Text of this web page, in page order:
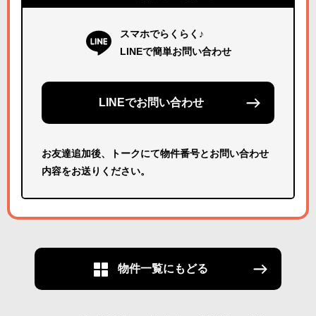
スマホでらくらく♪
LINEで簡単お問い合わせ
LINEでお問い合わせ
お友達追加後、トークにて物件番号とお問い合わせ
内容をお送りください。
物件一覧にもどる